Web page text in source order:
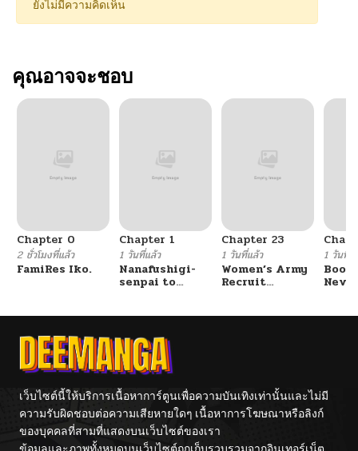
ยังไม่มีความคิดเห็น
คุณอาจจะชอบ
Chapter 0
2 ชั่วโมงที่แล้ว
FamiRes Iko.
Chapter 1
1 วันที่แล้ว
Nanafushigi-
senpai to
Chapter 23
1 วันที่แล้ว
Women’s Army
Recruit
1 วันที่แ
เว็บไซต์นี้ให้บริการเนื้อหาการ์ตูนเพื่อความบันเทิงเท่านั้นและไม่มี
ความรับผิดชอบต่อความเสียหายใดๆ เนื้อหาการโฆษณาหรือลิงก์
ของบุคคลที่สามที่แสดงบนเว็บไซต์ของเรา